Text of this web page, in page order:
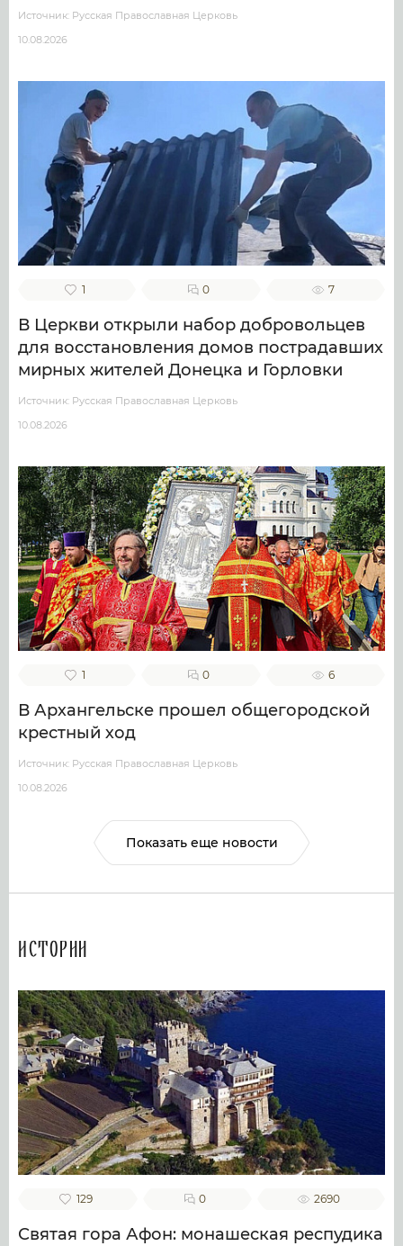
Источник: Русская Православная Церковь
10.08.2026
1 0 7
В Церкви открыли набор добровольцев
для восстановления домов пострадавших
мирных жителей Донецка и Горловки
Источник: Русская Православная Церковь
10.08.2026
1 0 6
В Архангельске прошел общегородской
крестный ход
Источник: Русская Православная Церковь
10.08.2026
Показать еще новости
Истории
129 0 2690
Святая гора Афон: монашеская респудика